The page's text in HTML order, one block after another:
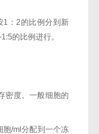
1：2的比例分到新
的比例进行。
密度。一般细胞的
胞/ml分配到一个冻